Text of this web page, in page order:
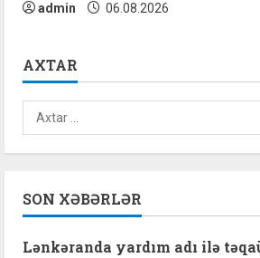
admin 06.08.2026
AXTAR
Axtarış:
SON XƏBƏRLƏR
Lənkəranda yardım adı ilə